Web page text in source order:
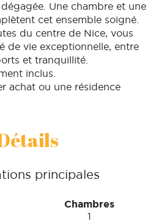
Une chambre et une
cet ensemble soigné.
du centre de Nice, vous
de vie exceptionnelle, entre
et tranquillité.
inclus.
achat ou une résidence
principales
Chambres
1